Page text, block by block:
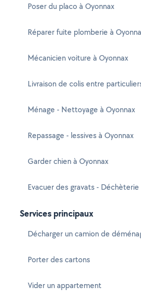
Poser du placo à Oyonnax
Réparer fuite plomberie à
Mécanicien voiture à Oyonnax
Livraison de colis entre
Ménage - Nettoyage à Oyonnax
Repassage - lessives à Oyonnax
Garder chien à Oyonnax
Evacuer des gravats - Déchèterie
Services principaux
Décharger un camion de
Porter des cartons
Vider un appartement